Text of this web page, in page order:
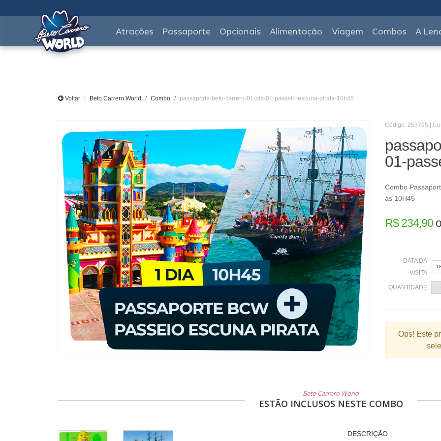
Atrações Passaporte Opcionais Alimentação Viagem Combos A
Voltar Beto Carrero World Combo passaporte-beto-carrero-01-dia-01-passeio-escuna-pirata-10h45
Código: 253795 |
01-
Combo
às 10H45
R$ 234,90
DATA DA
VISITA
2
9
QUANTIDADE
Ops! Este
Beto Carrero World
ESTÃO INCLUSOS NESTE COMBO
DESCRIÇÃO